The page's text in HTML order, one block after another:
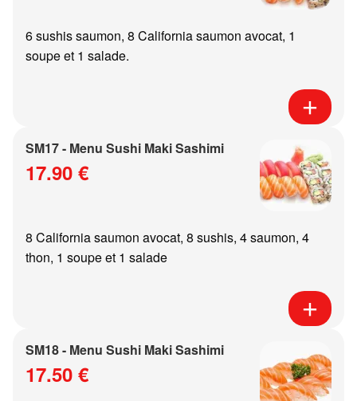
6 sushis saumon, 8 California saumon avocat, 1
soupe et 1 salade.
SM17 - Menu Sushi Maki Sashimi
17.90 €
8 California saumon avocat, 8 sushis, 4 saumon, 4
thon, 1 soupe et 1 salade
SM18 - Menu Sushi Maki Sashimi
17.50 €